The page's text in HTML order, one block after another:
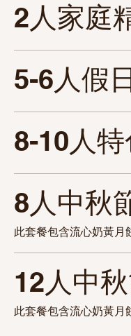
2人家庭
5-6人假
8-10人
8人中秋
此套餐包含流心奶黃月
12人中
此套餐包含流心奶黃月